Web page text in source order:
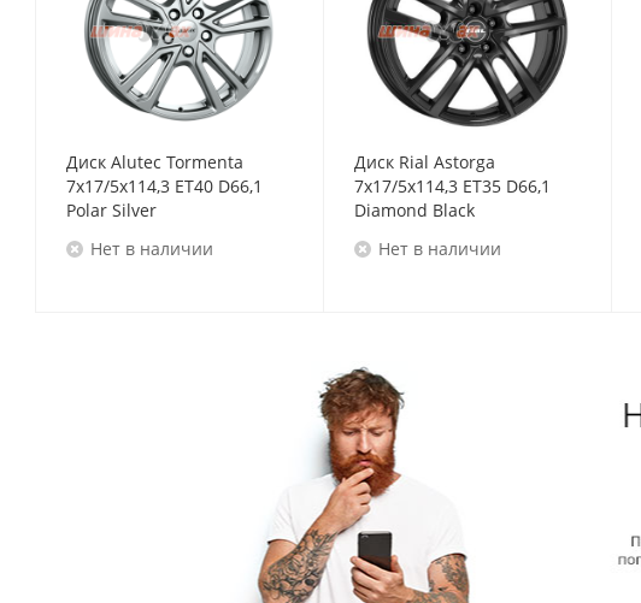
Диск Alutec Tormenta
7x17/5x114,3 ET40 D66,1
Polar Silver
Нет в наличии
Диск Rial Astorga
7x17/5x114,3 ET35 D66,1
Diamond Black
Нет в наличии